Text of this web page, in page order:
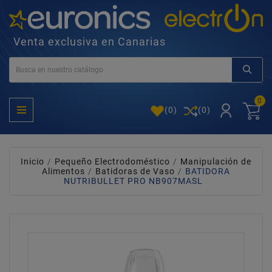
Venta exclusiva en Canarias
(0) (0)
0
Inicio Pequeño Electrodoméstico
Manipulación de
Alimentos
Batidoras de Vaso
BATIDORA
NUTRIBULLET PRO NB907MASL